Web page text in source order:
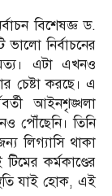
বিশেষজ্ঞ ড.
নির্বাচনের
এটা এখনও
চেষ্টা করছে। এ
আইনশৃঙ্খলা
পৌঁছেনি। তিনি
লিগ্যাসি থাকা
কর্মকাণ্ডের
যাই হোক, এই